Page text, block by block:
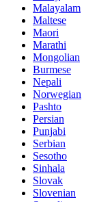
Malayalam
Maltese
Maori
Marathi
Mongolian
Burmese
Nepali
Norwegian
Pashto
Persian
Punjabi
Serbian
Sesotho
Sinhala
Slovak
Slovenian